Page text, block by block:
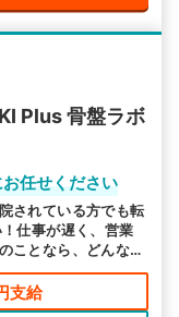
Plus 骨盤ラボ
任せください
されている方でも転
仕事が遅く、営業
ことなら、どんなこ
支給